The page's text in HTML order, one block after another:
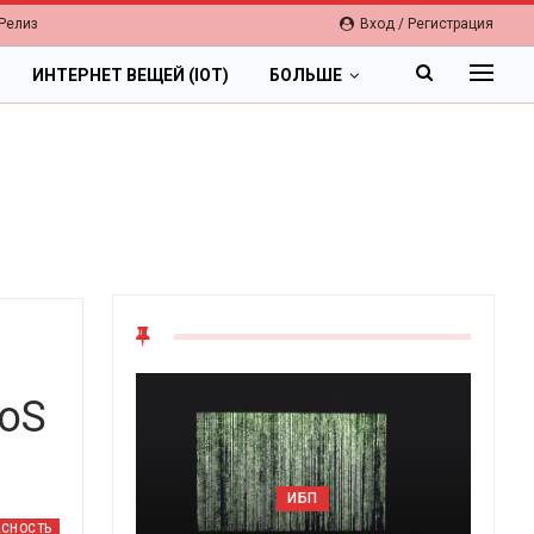
Вход / Регистрация
ИНТЕРНЕТ ВЕЩЕЙ (IOT) БОЛЬШЕ
ОБЛАКА
Цифровая экономика 2026.